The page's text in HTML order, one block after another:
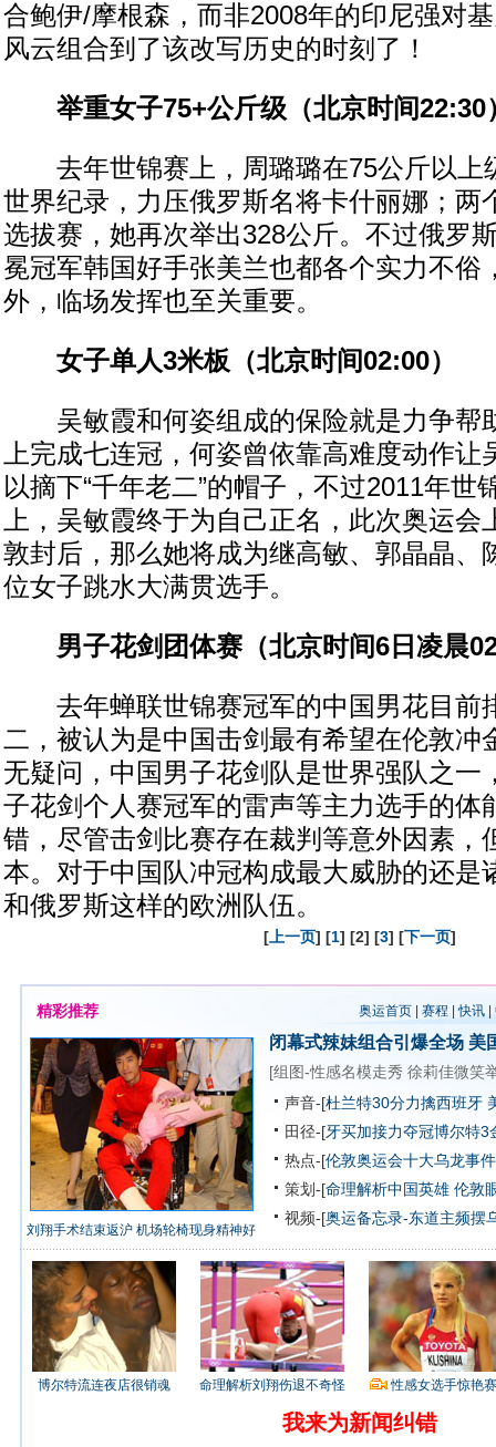
合鲍伊/摩根森，而非2008年的印尼强对
风云组合到了该改写历史的时刻了！
举重女子75+公斤级（北京时间22:30
去年世锦赛上，周璐璐在75公斤以上
世界纪录，力压俄罗斯名将卡什丽娜；两
选拔赛，她再次举出328公斤。不过俄罗
冕冠军韩国好手张美兰也都各个实力不俗
外，临场发挥也至关重要。
女子单人3米板（北京时间02:00）
吴敏霞和何姿组成的保险就是力争帮
上完成七连冠，何姿曾依靠高难度动作让
以摘下“千年老二”的帽子，不过2011年世
上，吴敏霞终于为自己正名，此次奥运会
敦封后，那么她将成为继高敏、郭晶晶、
位女子跳水大满贯选手。
男子花剑团体赛（北京时间6日凌晨
去年蝉联世锦赛冠军的中国男花目前
二，被认为是中国击剑最有希望在伦敦冲
无疑问，中国男子花剑队是世界强队之一
子花剑个人赛冠军的雷声等主力选手的体
错，尽管击剑比赛存在裁判等意外因素，
本。对于中国队冲冠构成最大威胁的还是
和俄罗斯这样的欧洲队伍。
[ 上一页] [1] [2] [3] [下一页]
精彩推荐 奥运首页| 赛程 |快讯|
刘翔手术结束返沪 机场轮椅现身精神好
闭幕式辣妹组合引爆全场 美
[组图-性感名模走秀 徐莉佳微笑
声音-[杜兰特30分力擒西班牙
田径-[牙买加接力夺冠博尔特3
热点-[伦敦奥运会十大乌龙事件
策划-[命理解析中国英雄 伦敦
视频-[奥运备忘录-东道主频摆
博尔特流连夜店很销魂 命理解析刘翔伤退不奇怪 性感女选手惊艳
我来为新闻纠错